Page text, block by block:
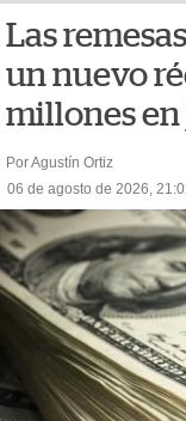
Las
un nuevo
millones
Por Agustín Ortiz
06 de agosto de 2026,